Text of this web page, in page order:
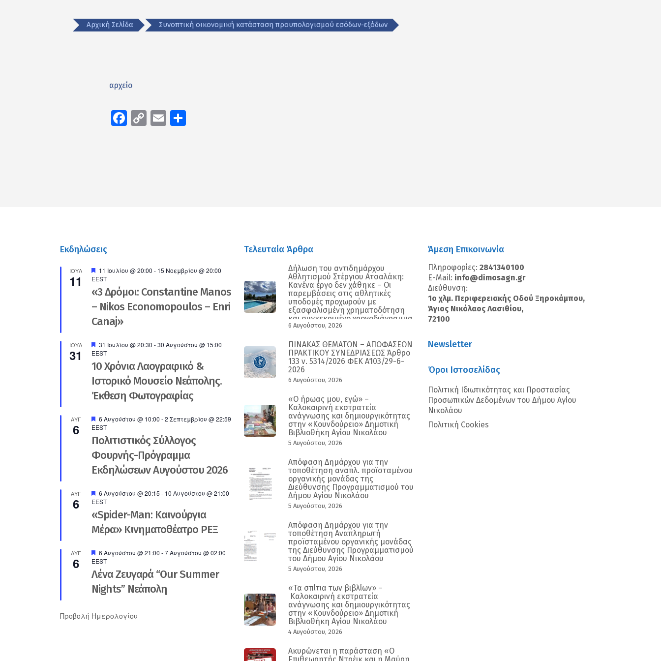
Αρχική Σελίδα Συνοπτική οικονομική κατάσταση προυπολογισμού εσόδων-εξόδων
αρχείο
Facebook
CopyEmail
Εκδηλώσεις
ΙΟΎΛ
11
Προτεινόμενο
11 Ιουλίου @ 20:00 - 15 Νοεμβρίου @ 20:00
EEST
«3 Δρόμοι: Constantine Manos
– Nikos Economopoulos – Enri
Canaj»
ΙΟΎΛ
31
Προτεινόμενο
31 Ιουλίου @ 20:30 -30 Αυγούστου @ 15:00
EEST
10 Χρόνια Λαογραφικό &
Ιστορικό Μουσείο Νεάπολης.
Έκθεση Φωτογραφίας
ΑΥΓ
6
Προτεινόμενο
6 Αυγούστου @ 10:00 -2 Σεπτεμβρίου @ 22:59
EEST
Πολιτιστικός Σύλλογος
Φουρνής-Πρόγραμμα
Εκδηλώσεων Αυγούστου 2026
ΑΥΓ
6
Προτεινόμενο
6 Αυγούστου @ 20:15 - 10 Αυγούστου @ 21:00
EEST
«Spider-Man: Καινούργια
Μέρα» Κινηματοθέατρο ΡΕΞ
ΑΥΓ
6
Προτεινόμενο
6 Αυγούστου @ 21:00 -7 Αυγούστου @ 02:00
EEST
Λένα Ζευγαρά “Our Summer
Nights” Νεάπολη
Προβολή Ημερολογίου
Τελευταία Άρθρα
Δήλωση του αντιδημάρχου
Αθλητισμού Στέργιου Ατσαλάκη:
Κανένα έργο δεν χάθηκε – Οι
παρεμβάσεις στις αθλητικές
υποδομές προχωρούν με
εξασφαλισμένη χρηματοδότηση
και συγκεκριμένο χρονοδιάγραμμα
6 Αυγούστου, 2026
ΠΙΝΑΚΑΣ ΘΕΜΑΤΩΝ – ΑΠΟΦΑΣΕΩΝ
ΠΡΑΚΤΙΚΟΥ ΣΥΝΕΔΡΙΑΣΕΩΣ Άρθρο
133 ν. 5314/2026 ΦΕΚ Α΄103/29-6-
2026
6 Αυγούστου, 2026
«Ο ήρωας μου, εγώ» –
Καλοκαιρινή εκστρατεία
ανάγνωσης και δημιουργικότητας
στην «Κουνδούρειο» Δημοτική
Βιβλιοθήκη Αγίου Νικολάου
5 Αυγούστου, 2026
Απόφαση Δημάρχου για την
τοποθέτηση αναπλ. προϊσταμένου
οργανικής μονάδας της
Διεύθυνσης Προγραμματισμού του
Δήμου Αγίου Νικολάου
5 Αυγούστου, 2026
Απόφαση Δημάρχου για την
τοποθέτηση Αναπληρωτή
προϊσταμένου οργανικής μονάδας
της Διεύθυνσης Προγραμματισμού
του Δήμου Αγίου Νικολάου
5 Αυγούστου, 2026
«Τα σπίτια των βιβλίων» –
Καλοκαιρινή εκστρατεία
ανάγνωσης και δημιουργικότητας
στην «Κουνδούρειο» Δημοτική
Βιβλιοθήκη Αγίου Νικολάου
4 Αυγούστου, 2026
Ακυρώνεται η παράσταση «Ο
Άμεση Επικοινωνία
Πληροφορίες: 2841340100
E-Mail: info@dimosagn.gr
Διεύθυνση:
1ο χλμ. Περιφερειακής Οδού Ξηροκάμπου,
Άγιος Νικόλαος Λασιθίου,
72100
Newsletter
Όροι Ιστοσελίδας
Πολιτική Ιδιωτικότητας και Προστασίας
Προσωπικών Δεδομένων του Δήμου Αγίου
Νικολάου
Πολιτική Cookies